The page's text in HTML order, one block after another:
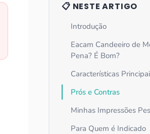
📋 NESTE ARTIGO
Introdução
Eacam Candeeiro de
Pena? É Bom?
Características
Prós e Contras
Minhas Impressões
Para Quem é Indicado